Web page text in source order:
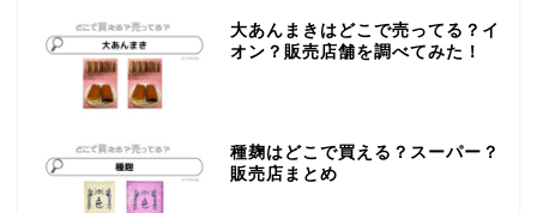
大あんまきはどこで売ってる？イ
オン？販売店舗を調べてみた！
種麹はどこで買える？スーパー？
販売店まとめ